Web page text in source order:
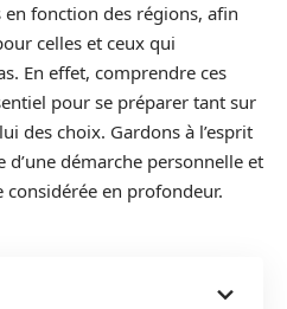
fonction des régions, afin
celles et ceux qui
En effet, comprendre ces
pour se préparer tant sur
des choix. Gardons à l’esprit
démarche personnelle et
considérée en profondeur.